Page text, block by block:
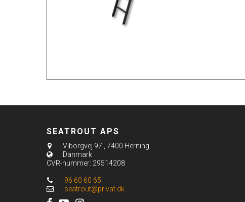
SEATROUT APS
Viborgvej 97
7400 Herning
Danmark
CVR-nummer: 29514208
96 60 60 65
seatrout@privat.dk